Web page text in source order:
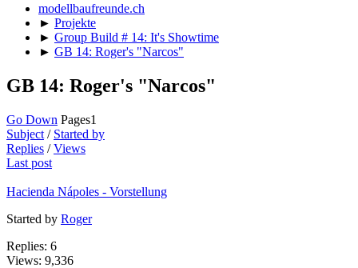
modellbaufreunde.ch
► Projekte
► Group Build # 14: It's Showtime
► GB 14: Roger's "Narcos"
GB 14: Roger's "Narcos"
Go Down Pages1
Subject / Started by
Replies /Views
Last post
Hacienda Nápoles - Vorstellung
Started by Roger
Replies: 6
Views: 9,336